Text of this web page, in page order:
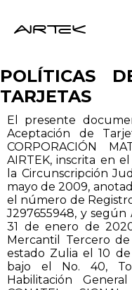
POLÍTICAS
TARJETAS
El presente
Aceptación de
CORPORACIÓN
AIRTEK, inscrita en
la Circunscripción
mayo de 2009,
el número de
J297655948, y según
31 de enero de
Mercantil Tercero
estado Zulia el 10
bajo el No. 40,
Habilitación